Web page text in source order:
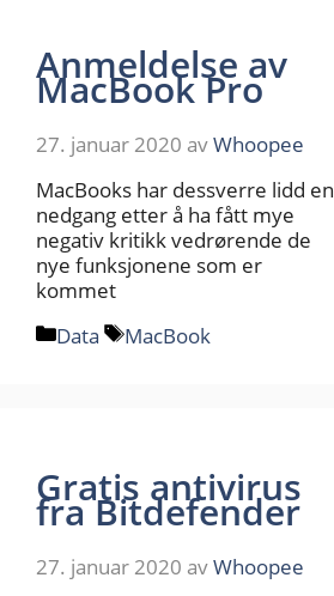
Anmeldelse av
MacBook Pro
27. januar 2020 avWhoopee
MacBooks har dessverre lidd en
nedgang etter å ha fått mye
negativ kritikk vedrørende de
nye funksjonene som er
kommet
Kategorier
Data Stikkord
MacBook
Gratis antivirus
fra Bitdefender
27. januar 2020 avWhoopee